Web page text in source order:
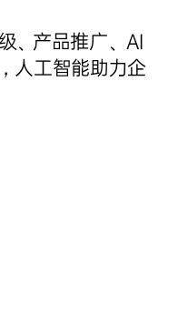
、产品推广、AI
人工智能助力企